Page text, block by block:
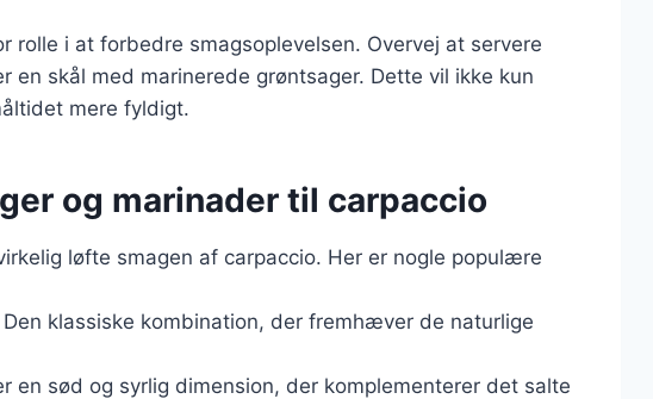
rolle i at forbedre smagsoplevelsen. Overvej at servere
en skål med marinerede grøntsager. Dette vil ikke kun
mere fyldigt.
og marinader til carpaccio
løfte smagen af carpaccio. Her er nogle populære
klassiske kombination, der fremhæver de naturlige
en sød og syrlig dimension, der komplementerer det salte